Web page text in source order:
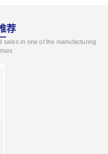
荐
sales in one of the manufacturing